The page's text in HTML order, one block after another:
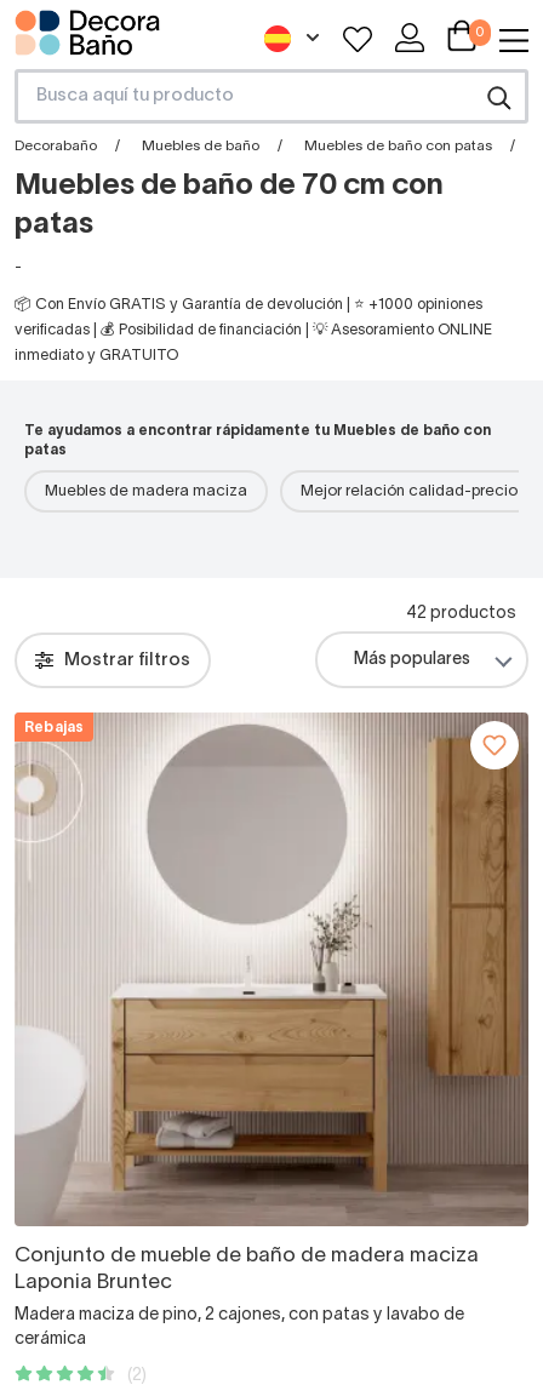
0
Decorabaño Muebles de baño Muebles de baño con patas
Muebles de baño de 70 cm con
patas
-
📦 Con Envío GRATIS y Garantía de devolución | ⭐ +1000 opiniones
verificadas | 💰 Posibilidad de financiación | 💡 Asesoramiento ONLINE
inmediato y GRATUITO
Te ayudamos a encontrar rápidamente tu Muebles de baño con
patas
Muebles de madera maciza Mejor relación calidad-precio
Mostrar filtros
42 productos
Rebajas
Conjunto de mueble de baño de madera maciza
Laponia Bruntec
Madera maciza de pino, 2 cajones, con patas y lavabo de
cerámica
(2)